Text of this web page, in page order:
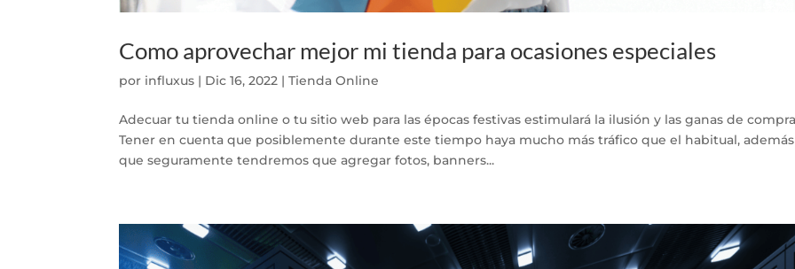
Como aprovechar mejor mi tienda para ocasiones especiales
por influxus | Dic 16, 2022 |Tienda Online
Adecuar tu tienda online o tu sitio web para las épocas festivas estimulará la ilusión y las ganas de
Tener en cuenta que posiblemente durante este tiempo haya mucho más tráfico que el habitual,
que seguramente tendremos que agregar fotos, banners...